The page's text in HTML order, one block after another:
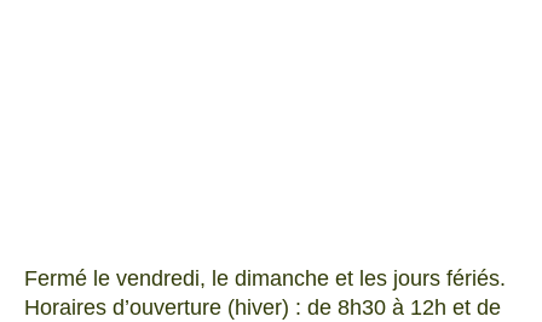
Fermé le vendredi, le dimanche et les jours fériés.
Horaires d’ouverture (hiver) : de 8h30 à 12h et de